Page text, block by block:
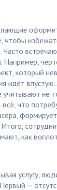
чтобы
Например,
который
идёт
учитывают не
что
как
услугу,
—